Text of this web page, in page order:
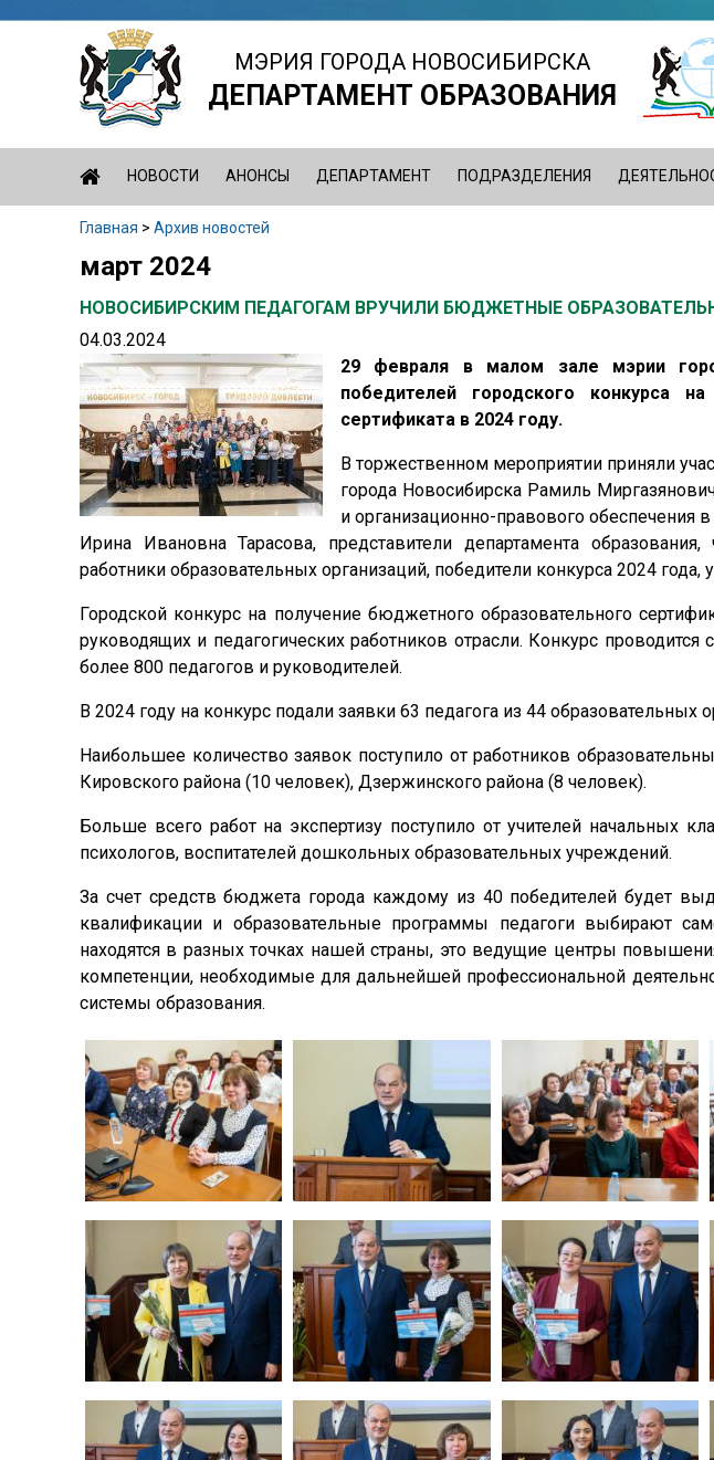
Jump
МЭРИЯ ГОРОДА НОВОСИБИРСКА
ДЕПАРТАМЕНТ ОБРАЗОВАНИЯ
НОВОСТИ АНОНСЫ ДЕПАРТАМЕНТ ПОДРАЗДЕЛЕНИЯ
Главная > Архив новостей
Back
top
март 2024
НОВОСИБИРСКИМ ПЕДАГОГАМ ВРУЧИЛИ БЮДЖЕТНЫЕ
04.03.2024
29 февраля в малом зале мэрии
победителей городского конкурса
сертификата в 2024 году.
В торжественном мероприятии приняли
города Новосибирска Рамиль
и организационно-правового обеспечения
Ирина Ивановна Тарасова, представители департамента
работники образовательных организаций, победители конкурса 2024
Городской конкурс на получение бюджетного образовательного
руководящих и педагогических работников отрасли. Конкурс
более 800 педагогов и руководителей.
В 2024 году на конкурс подали заявки 63 педагога из 44 образовательных
Наибольшее количество заявок поступило от работников
Кировского района (10 человек), Дзержинского района (8 человек).
Больше всего работ на экспертизу поступило от учителей начальных
психологов, воспитателей дошкольных образовательных учреждений.
За счет средств бюджета города каждому из 40 победителей будет
квалификации и образовательные программы педагоги выбирают
находятся в разных точках нашей страны, это ведущие центры
компетенции, необходимые для дальнейшей профессиональной
системы образования.